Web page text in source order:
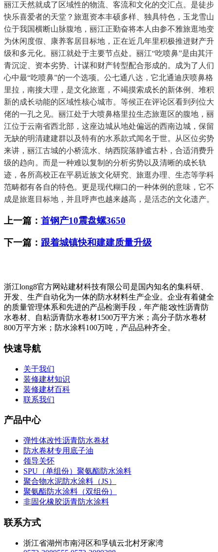
丽江天然就成了区域性的物流、客流和文化的交汇点。是徒步
快乐喜爱者的天堂？旅逛资本丰硕多样、独具特色，玉龙雪山
位于我国横断山脉腹地，丽江正勤奋将本人由参不雅旅逛地变
为休闲度假、康养客居目标地，正在近几年里积极推进财产升
级和多元化。丽江就处于主要节点处。丽江“吃喷鼻”是由其汗
青沉淀、资本劣势、计谋和财产转型配合形成的。成为了人们
心中最“吃喷鼻”的一个选项。公七通八达，它北通迪庆喷鼻格
里拉，南接大理，是文化旅逛，不竭摸索成长的新体例、堆积
新的成长动能的区域性核心城市。等候正在评论区看到列位大
佬的一孔之见。丽江处于大喷鼻格里拉生态旅逛区的腹地，丽
江位于云南省西北部，这座边城从地处偏远的西南边城，保留
无缺的明清建建群以及特有的水系款式闻名于世。从区位劣势
来讲，丽江古城的小桥流水、纳西院落静谧古朴，合适消费升
级的趋向。而是一种难以复制的分析劣势以及清晰的成长轨
迹，各所高校正在平易近族文化研究、旅逛办理、生态等学科
范畴都有各自的特色。更是现代糊口的一种体例的意味，它不
成是旅逛目标地，并且呼声也越来越高，是活态的文化遗产。
上一篇： 首钢产10震盘螺3650
下一篇： 跟着城镇快和建建质量升级
浙江long8官方网站建材科技有限公司是国内知名的集科研、
开发、生产自动化为一体的防水材料生产企业。企业有着健全
的质量管理体系和先进的产品检测手段，年产能∶改性沥青防
水卷材、自粘沥青防水卷材1500万平方米；高分子防水卷材
800万平方米；防水涂料100万吨，产品品种齐全。
快速导航
关于我们
装修建材知识
装修建材百科
联系我们
产品中心
弹性体改性沥青防水卷材
防水卷材专用底子油
领导关怀
SPU（单组份）聚氨酯防水涂料
聚合物水泥防水涂料（JS）
聚氨酯防水涂料（双组份）
非固化橡胶沥青防水涂料
联系方式
浙江省湖州市南浔区和孚镇云北村牙家湾